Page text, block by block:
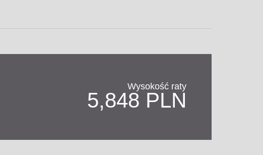
Wysokość raty
5,848 PLN